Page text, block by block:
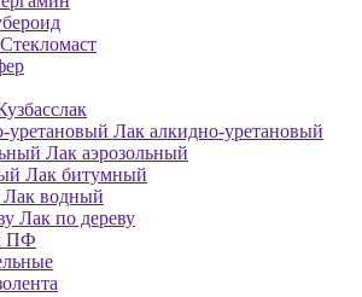
Стекломаст
Лак алкидно-уретановый
Лак аэрозольный
Лак битумный
Лак водный
Лак по дереву
ПФ